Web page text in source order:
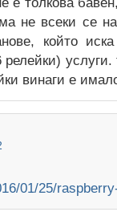
не всеки се
който
релейки)
винаги е
01/25/